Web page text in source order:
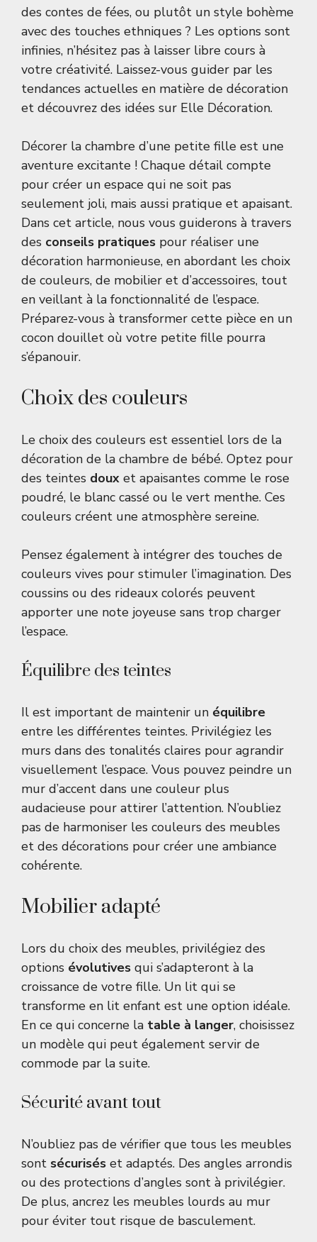
des contes de fées, ou plutôt un style bohème
avec des touches ethniques ? Les options sont
infinies, n’hésitez pas à laisser libre cours à
votre créativité. Laissez-vous guider par les
tendances actuelles en matière de décoration
et découvrez des idées sur Elle Décoration.
Décorer la chambre d’une petite fille est une
aventure excitante ! Chaque détail compte
pour créer un espace qui ne soit pas
seulement joli, mais aussi pratique et apaisant.
Dans cet article, nous vous guiderons à travers
des conseils pratiques pour réaliser une
décoration harmonieuse, en abordant les choix
de couleurs, de mobilier et d’accessoires, tout
en veillant à la fonctionnalité de l’espace.
Préparez-vous à transformer cette pièce en un
cocon douillet où votre petite fille pourra
s’épanouir.
Choix des couleurs
Le choix des couleurs est essentiel lors de la
décoration de la chambre de bébé. Optez pour
des teintes doux et apaisantes comme le rose
poudré, le blanc cassé ou le vert menthe. Ces
couleurs créent une atmosphère sereine.
Pensez également à intégrer des touches de
couleurs vives pour stimuler l’imagination. Des
coussins ou des rideaux colorés peuvent
apporter une note joyeuse sans trop charger
l’espace.
Équilibre des teintes
Il est important de maintenir un équilibre
entre les différentes teintes. Privilégiez les
murs dans des tonalités claires pour agrandir
visuellement l’espace. Vous pouvez peindre un
mur d’accent dans une couleur plus
audacieuse pour attirer l’attention. N’oubliez
pas de harmoniser les couleurs des meubles
et des décorations pour créer une ambiance
cohérente.
Mobilier adapté
Lors du choix des meubles, privilégiez des
options évolutives qui s’adapteront à la
croissance de votre fille. Un lit qui se
transforme en lit enfant est une option idéale.
En ce qui concerne la table à langer, choisissez
un modèle qui peut également servir de
commode par la suite.
Sécurité avant tout
N’oubliez pas de vérifier que tous les meubles
sont sécurisés et adaptés. Des angles arrondis
ou des protections d’angles sont à privilégier.
De plus, ancrez les meubles lourds au mur
pour éviter tout risque de basculement.